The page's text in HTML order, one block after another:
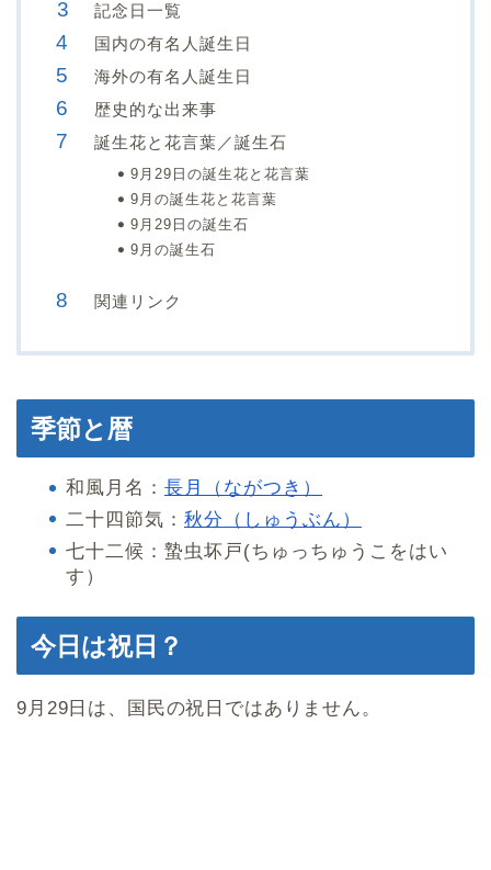
記念日一覧
国内の有名人誕生日
海外の有名人誕生日
歴史的な出来事
誕生花と花言葉／誕生石
9月29日の誕生花と花言葉
9月の誕生花と花言葉
9月29日の誕生石
9月の誕生石
関連リンク
季節と暦
和風月名： 長月（ながつき）
二十四節気： 秋分（しゅうぶん）
七十二候：蟄虫坏戸(ちゅっちゅうこをはい
す）
今日は祝日？
9月29日は、国民の祝日ではありません。